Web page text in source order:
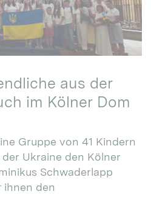
aus der
im Kölner Dom
Gruppe von 41 Kindern
Ukraine den Kölner
Schwaderlapp
ihnen den